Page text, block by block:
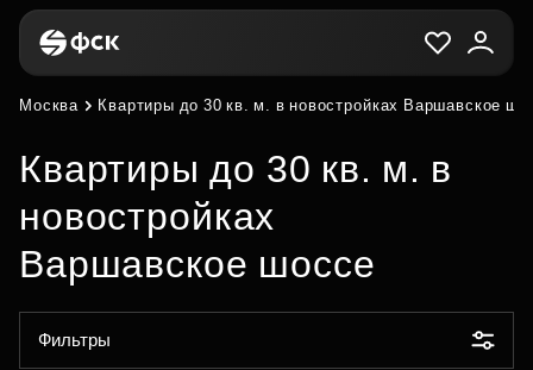
Москва Квартиры до 30 кв. м. в новостройках Варшавское
Квартиры до 30 кв. м. в
новостройках
Варшавское шоссе
Фильтры